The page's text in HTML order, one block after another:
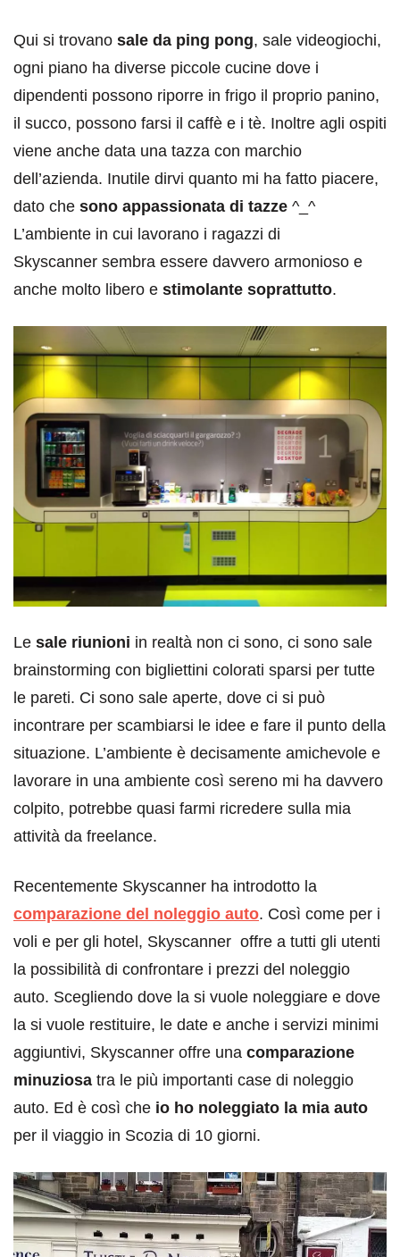
Qui si trovano sale da ping pong, sale videogiochi,
ogni piano ha diverse piccole cucine dove i
dipendenti possono riporre in frigo il proprio panino,
il succo, possono farsi il caffè e i tè. Inoltre agli ospiti
viene anche data una tazza con marchio
dell’azienda. Inutile dirvi quanto mi ha fatto piacere,
dato che sono appassionata di tazze ^_^
L’ambiente in cui lavorano i ragazzi di
Skyscanner sembra essere davvero armonioso e
anche molto libero e stimolante soprattutto.
Le sale riunioni in realtà non ci sono, ci sono sale
brainstorming con bigliettini colorati sparsi per tutte
le pareti. Ci sono sale aperte, dove ci si può
incontrare per scambiarsi le idee e fare il punto della
situazione. L’ambiente è decisamente amichevole e
lavorare in una ambiente così sereno mi ha davvero
colpito, potrebbe quasi farmi ricredere sulla mia
attività da freelance.
Recentemente Skyscanner ha introdotto la
comparazione del noleggio auto. Così come per i
voli e per gli hotel, Skyscanner offre a tutti gli utenti
la possibilità di confrontare i prezzi del noleggio
auto. Scegliendo dove la si vuole noleggiare e dove
la si vuole restituire, le date e anche i servizi minimi
aggiuntivi, Skyscanner offre una comparazione
minuziosa tra le più importanti case di noleggio
auto. Ed è così che io ho noleggiato la mia auto
per il viaggio in Scozia di 10 giorni.